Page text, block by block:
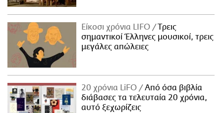
Είκοσι χρόνια LIFO
Tρεις
σημαντικοί Έλληνες μουσικοί, τρεις
μεγάλες απώλειες
20 χρόνια LiFO
Από όσα βιβλία
διάβασες τα τελευταία 20 χρόνια,
αυτό ξεχωρίζεις